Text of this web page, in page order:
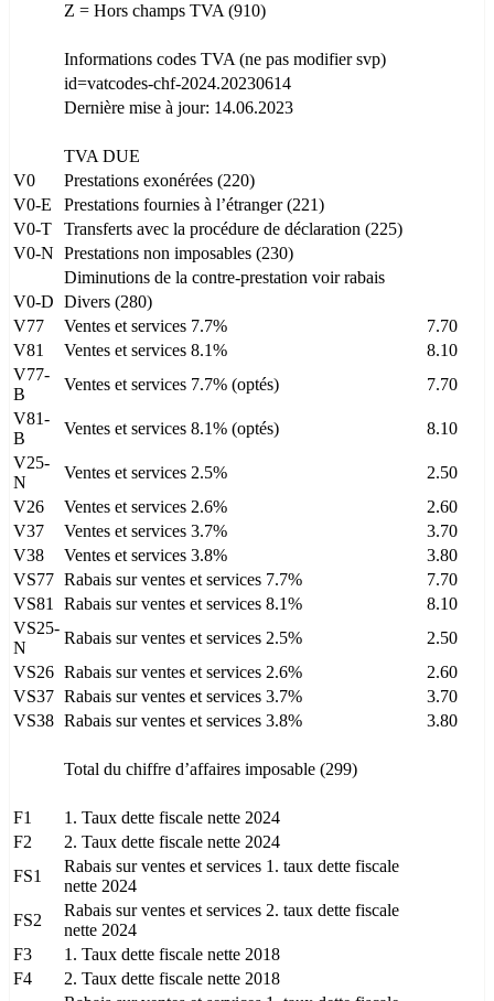
Z = Hors champs TVA (910)
Informations codes TVA (ne pas modifier svp)
id=vatcodes-chf-2024.20230614
Dernière mise à jour: 14.06.2023
TVA DUE
V0
Prestations exonérées (220)
V0-E
Prestations fournies à l’étranger (221)
V0-T
Transferts avec la procédure de déclaration (225)
V0-N Prestations non imposables (230)
Diminutions de la contre-prestation voir rabais
V0-D Divers (280)
V77
Ventes et services 7.7%
7.70
V81
Ventes et services 8.1%
8.10
V77-
B
Ventes et services 7.7% (optés)
7.70
V81-
B
Ventes et services 8.1% (optés)
8.10
V25-
N
Ventes et services 2.5%
2.50
V26
Ventes et services 2.6%
2.60
V37
Ventes et services 3.7%
3.70
V38
Ventes et services 3.8%
3.80
VS77 Rabais sur ventes et services 7.7%
7.70
VS81
Rabais sur ventes et services 8.1%
8.10
VS25-
N
Rabais sur ventes et services 2.5%
2.50
VS26 Rabais sur ventes et services 2.6%
2.60
VS37 Rabais sur ventes et services 3.7%
3.70
VS38 Rabais sur ventes et services 3.8% 3.80
Total du chiffre d’affaires imposable (299)
F1
1. Taux dette fiscale nette 2024
F2
2. Taux dette fiscale nette 2024
FS1
Rabais sur ventes et services 1. taux dette fiscale
nette 2024
FS2
Rabais sur ventes et services 2. taux dette fiscale
nette 2024
F3
1. Taux dette fiscale nette 2018
F4
2. Taux dette fiscale nette 2018